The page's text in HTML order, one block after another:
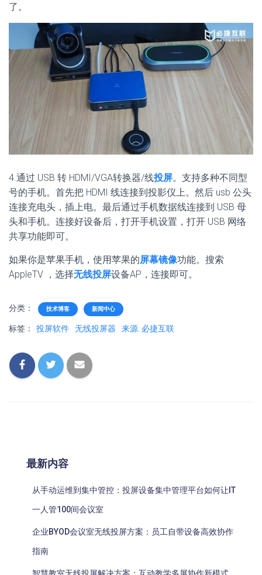
了。
4.通过 USB 转 HDMI/VGA转换器/线投屏。支持多种不同型
号的手机。首先把 HDMI 线连接到投影仪上。然后 usb 公头
连接充电头，插上电。最后通过手机数据线连接到 USB 母
头和手机。连接好设备后，打开手机设置，打开 USB 网络
共享功能即可。
如果你是苹果手机，使用苹果的屏幕镜像功能。搜索
AppleTV ，选择无线投屏设备AP，连接即可。
分类： 技术博客 新闻中心
标签： 投屏软件 无线投屏器 来源: 必捷互联
最新内容
从手动运维到集中管控：投屏设备集中管理平台如何让IT
一人管100间会议室
企业BYOD会议室无线投屏方案：员工自带设备高效协作
指南
智慧教室无线投屏解决方案：互动教学多屏协作新模式